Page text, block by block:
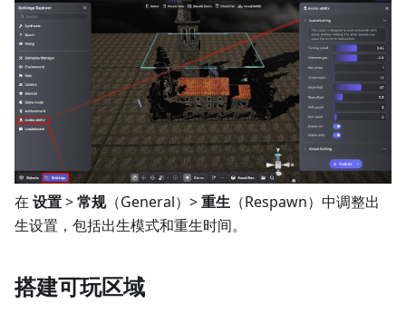
在 设置>常规（General）>重生 （Respawn）中调整出
生设置，包括出生模式和重生时间。
搭建可玩区域